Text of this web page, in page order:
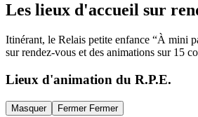
Les lieux d'accueil sur
Itinérant, le Relais petite enfance “À mini
sur rendez-vous et des animations sur 15
Lieux d'animation du R.P.E.
Masquer Fermer Fermer